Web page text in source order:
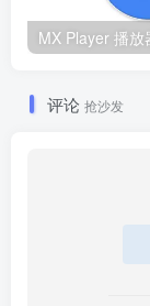
评论 抢沙发